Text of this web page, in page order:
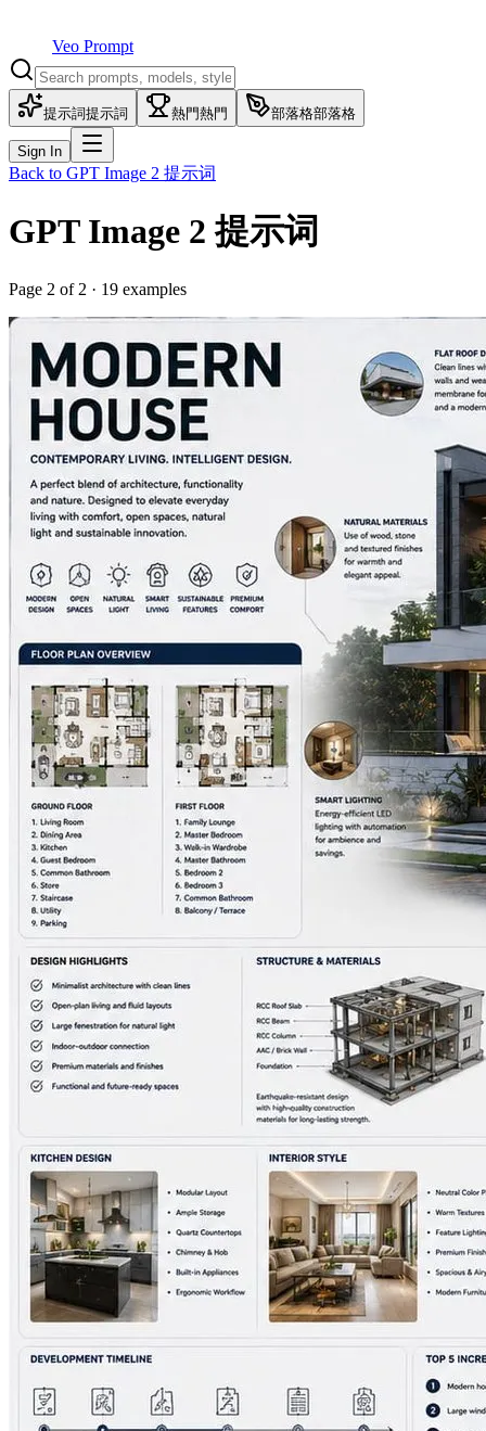
Veo Prompt
提示詞提示詞 熱門熱門 部落格部落格
Sign In
Back to GPT Image 2 提示词
GPT Image 2 提示词
Page 2 of 2 · 19 examples